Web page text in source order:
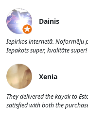
Dainis
Iepirkos internetā. Noformēju
Iepakots super, kvalitāte
Xenia
They delivered the kayak to
satisfied with both the